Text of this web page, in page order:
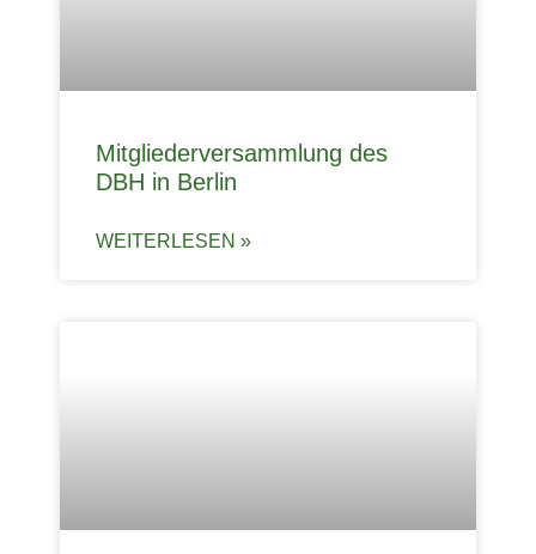
Mitgliederversammlung des
DBH in Berlin
WEITERLESEN »